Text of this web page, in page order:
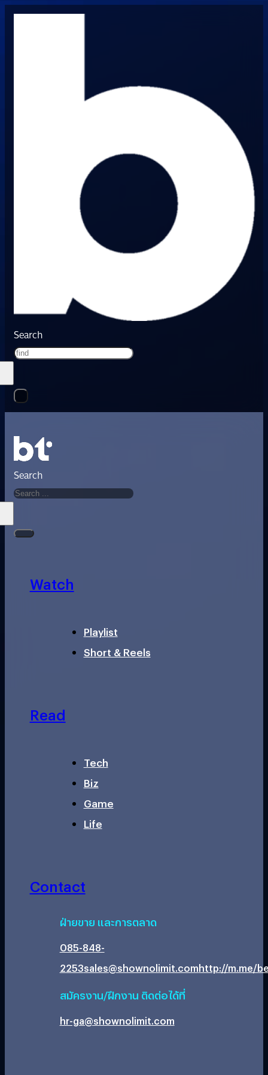
Search
Search
Watch
Playlist
Short & Reels
Read
Tech
Biz
Game
Life
Contact
ฝ่ายขาย และการตลาด
085-848-
2253sales@shownolimit.comhttp://m.me/
สมัครงาน/ฝึกงาน ติดต่อได้ที่
hr-ga@shownolimit.com